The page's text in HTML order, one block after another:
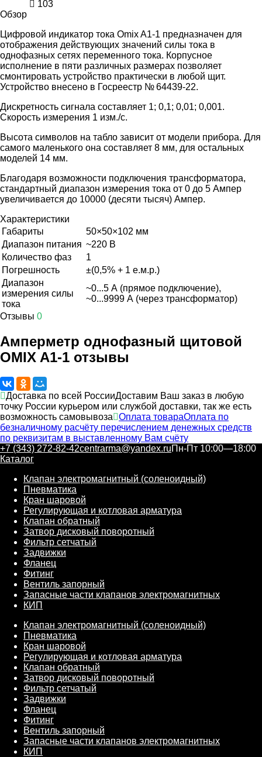
103
Обзор
Цифровой индикатор тока Omix A1-1 предназначен для
отображения действующих значений силы тока в
однофазных сетях переменного тока. Корпусное
исполнение в пяти различных размерах позволяет
смонтировать устройство практически в любой щит.
Устройство внесено в Госреестр № 64439-22.
Дискретность сигнала составляет 1; 0,1; 0,01; 0,001.
Скорость измерения 1 изм./с.
Высота символов на табло зависит от модели прибора. Для
самого маленького она составляет 8 мм, для остальных
моделей 14 мм.
Благодаря возможности подключения трансформатора,
стандартный диапазон измерения тока от 0 до 5 Ампер
увеличивается до 10000 (десяти тысяч) Ампер.
Характеристики
Габариты
50×50×102 мм
Диапазон питания ~220 В
Количество фаз
1
Погрешность
±(0,5% + 1 е.м.р.)
Диапазон
измерения силы
тока
~0...5 А (прямое подключение),
~0...9999 А (через трансформатор)
Отзывы 0
Амперметр однофазный щитовой
OMIX A1-1 отзывы
Доставка по всей РоссииДоставим Ваш заказ в любую
точку России курьером или службой доставки, так же есть
возможность самовывоза
Оплата товараОплата по
безналичному расчёту перечислением денежных средств
по реквизитам в выставленному Вам счёту
+7 (343) 272-82-42centrarma@yandex.ruПн-Пт 10:00—18:00
Каталог
Клапан электромагнитный (соленоидный)
Пневматика
Кран шаровой
Регулирующая и котловая арматура
Клапан обратный
Затвор дисковый поворотный
Фильтр сетчатый
Задвижки
Фланец
Фитинг
Вентиль запорный
Запасные части клапанов электромагнитных
КИП
Клапан электромагнитный (соленоидный)
Пневматика
Кран шаровой
Регулирующая и котловая арматура
Клапан обратный
Затвор дисковый поворотный
Фильтр сетчатый
Задвижки
Фланец
Фитинг
Вентиль запорный
Запасные части клапанов электромагнитных
КИП